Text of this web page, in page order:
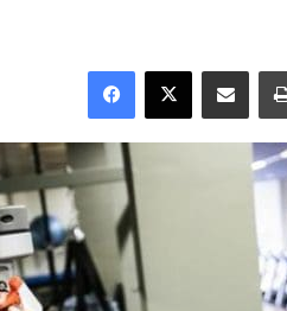
Facebook
X Enviar vía email